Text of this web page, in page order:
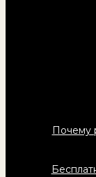
Почему